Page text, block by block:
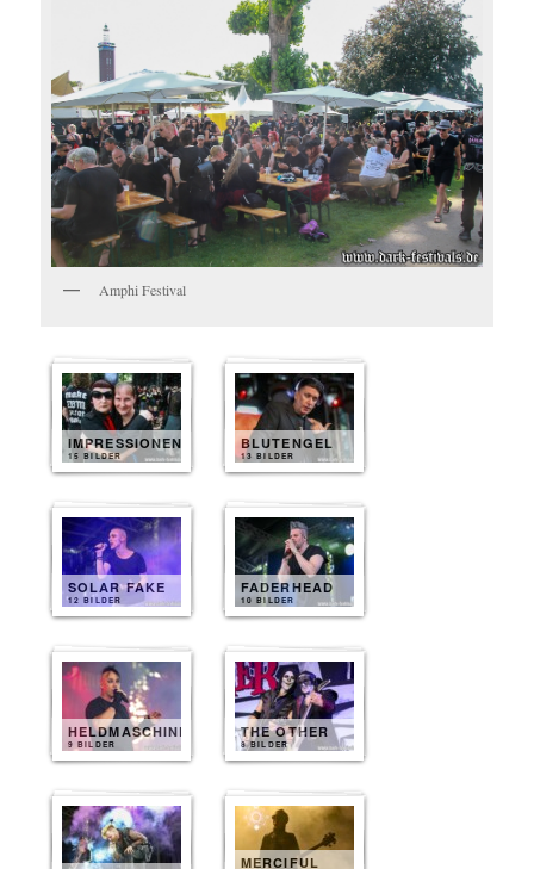
Amphi Festival
IMPRESSIONEN
15 BILDER
BLUTENGEL
13 BILDER
SOLAR FAKE
12 BILDER
FADERHEAD
10 BILDER
HELDMASCHINE
9 BILDER
THE OTHER
8 BILDER
MERCIFUL